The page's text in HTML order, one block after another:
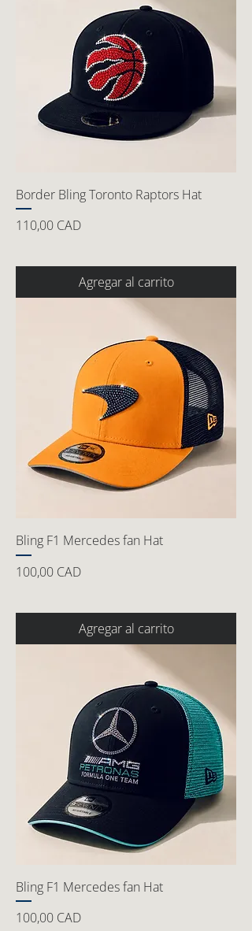
Border Bling Toronto Raptors Hat
Precio
110,00 CAD
Agregar al carrito
Bling F1 Mercedes fan Hat
Precio
100,00 CAD
Agregar al carrito
Bling F1 Mercedes fan Hat
Precio
100,00 CAD